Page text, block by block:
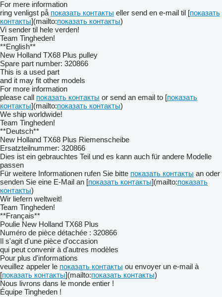
For mere information
ring venligst på показать контакты eller send en e-mail til [показать
контакты](mailto:показать контакты)
Vi sender til hele verden!
Team Tingheden!
**English**
New Holland TX68 Plus pulley
Spare part number: 320866
This is a used part
and it may fit other models
For more information
please call показать контакты or send an email to [показать
контакты](mailto:показать контакты)
We ship worldwide!
Team Tingheden!
**Deutsch**
New Holland TX68 Plus Riemenscheibe
Ersatzteilnummer: 320866
Dies ist ein gebrauchtes Teil und es kann auch für andere Modelle
passen
Für weitere Informationen rufen Sie bitte показать контакты an oder
senden Sie eine E-Mail an [показать контакты](mailto:показать
контакты)
Wir liefern weltweit!
Team Tingheden!
**Français**
Poulie New Holland TX68 Plus
Numéro de pièce détachée : 320866
Il s'agit d'une pièce d'occasion
qui peut convenir à d'autres modèles
Pour plus d'informations
veuillez appeler le показать контакты ou envoyer un e-mail à
[показать контакты](mailto:показать контакты)
Nous livrons dans le monde entier !
Équipe Tingheden !